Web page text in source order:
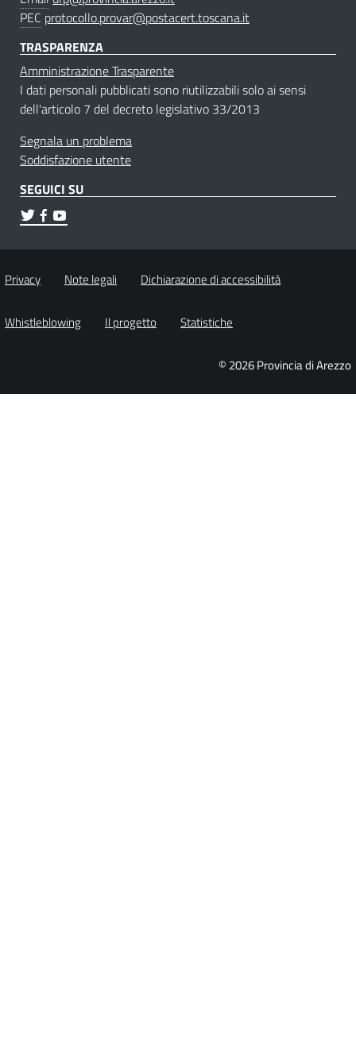
PEC protocollo.provar@postacert.toscana.it
TRASPARENZA
Amministrazione Trasparente
I dati personali pubblicati sono riutilizzabili solo ai sensi
dell'articolo 7 del decreto legislativo 33/2013
Segnala un problema
Soddisfazione utente
SEGUICI SU
Privacy Note legali Dichiarazione di accessibilità
Whistleblowing Il progetto Statistiche
© 2026 Provincia di Arezzo